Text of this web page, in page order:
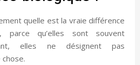
quelle est la vraie différence
parce qu’elles sont souvent
elles ne désignent pas